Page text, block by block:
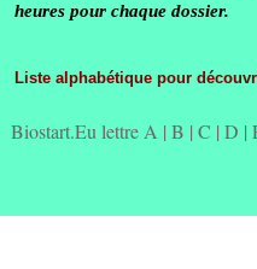
heures pour chaque dossier.
Liste alphabétique pour
Biostart.Eu lettre A | B | C | D |